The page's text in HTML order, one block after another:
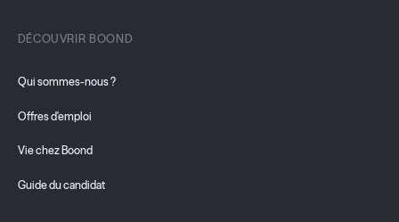
DÉCOUVRIR BOOND
Qui sommes-nous ?
Offres d'emploi
Vie chez Boond
Guide du candidat